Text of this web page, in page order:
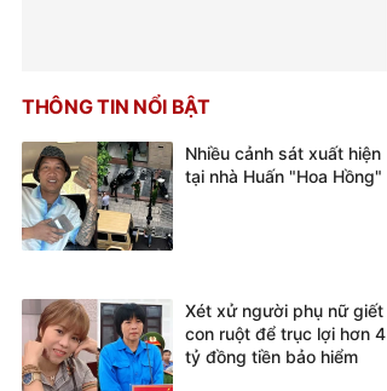
THÔNG TIN NỔI BẬT
Nhiều cảnh sát xuất hiện
tại nhà Huấn "Hoa Hồng"
Xét xử người phụ nữ giết
con ruột để trục lợi hơn 4
tỷ đồng tiền bảo hiểm